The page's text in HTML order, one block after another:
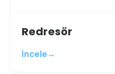
Redresör
İncele →